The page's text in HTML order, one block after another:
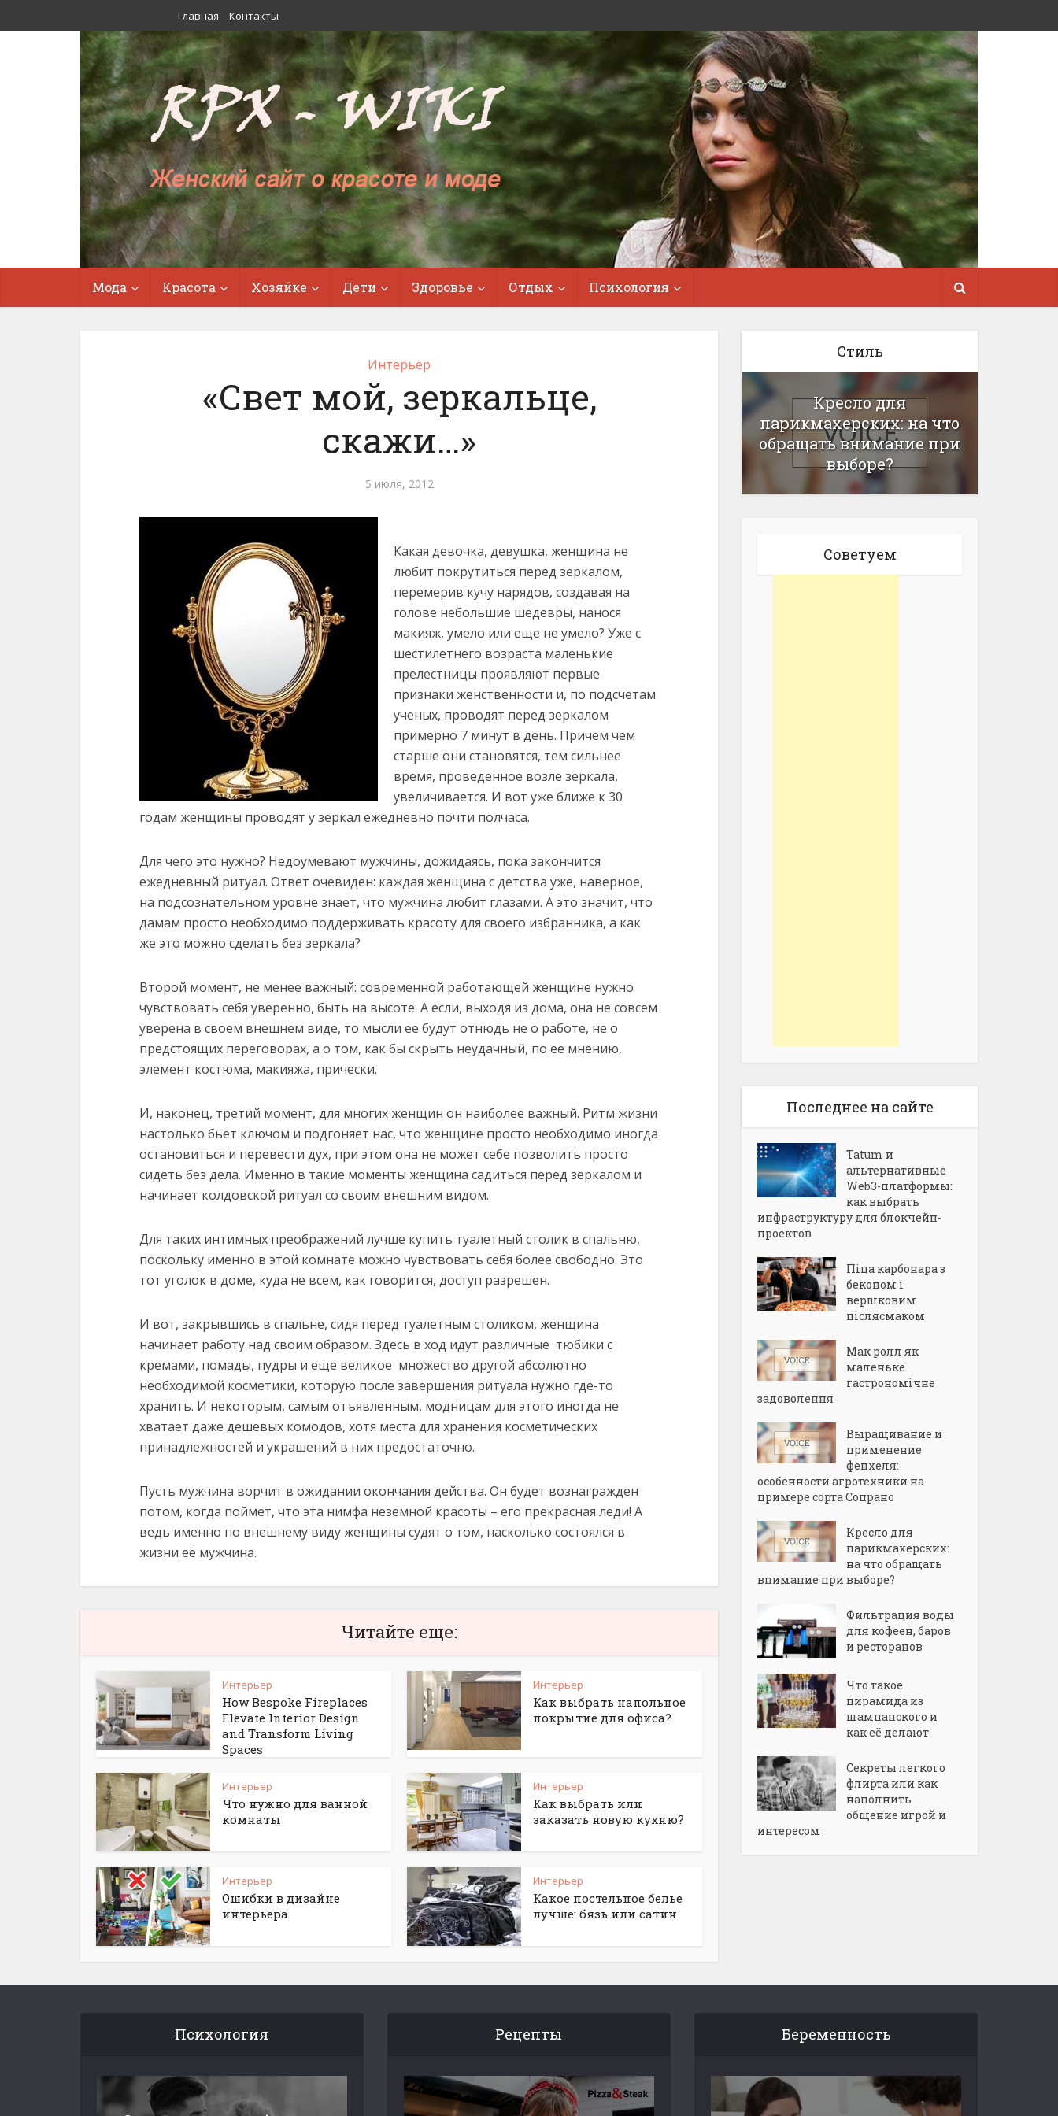
Главная Контакты
Мода Красота Хозяйке Дети Здоровье Отдых Психология
Интерьер
«Свет мой, зеркальце,
скажи…»
5 июля, 2012
Какая девочка, девушка, женщина не
любит покрутиться перед зеркалом,
перемерив кучу нарядов, создавая на
голове небольшие шедевры, нанося
макияж, умело или еще не умело? Уже с
шестилетнего возраста маленькие
прелестницы проявляют первые
признаки женственности и, по подсчетам
ученых, проводят перед зеркалом
примерно 7 минут в день. Причем чем
старше они становятся, тем сильнее
время, проведенное возле зеркала,
увеличивается. И вот уже ближе к 30
годам женщины проводят у зеркал ежедневно почти полчаса.
Для чего это нужно? Недоумевают мужчины, дожидаясь, пока закончится
ежедневный ритуал. Ответ очевиден: каждая женщина с детства уже, наверное,
на подсознательном уровне знает, что мужчина любит глазами. А это значит, что
дамам просто необходимо поддерживать красоту для своего избранника, а как
же это можно сделать без зеркала?
Второй момент, не менее важный: современной работающей женщине нужно
чувствовать себя уверенно, быть на высоте. А если, выходя из дома, она не совсем
уверена в своем внешнем виде, то мысли ее будут отнюдь не о работе, не о
предстоящих переговорах, а о том, как бы скрыть неудачный, по ее мнению,
элемент костюма, макияжа, прически.
И, наконец, третий момент, для многих женщин он наиболее важный. Ритм жизни
настолько бьет ключом и подгоняет нас, что женщине просто необходимо иногда
остановиться и перевести дух, при этом она не может себе позволить просто
сидеть без дела. Именно в такие моменты женщина садиться перед зеркалом и
начинает колдовской ритуал со своим внешним видом.
Для таких интимных преображений лучше купить туалетный столик в спальню,
поскольку именно в этой комнате можно чувствовать себя более свободно. Это
тот уголок в доме, куда не всем, как говорится, доступ разрешен.
И вот, закрывшись в спальне, сидя перед туалетным столиком, женщина
начинает работу над своим образом. Здесь в ход идут различные тюбики с
кремами, помады, пудры и еще великое множество другой абсолютно
необходимой косметики, которую после завершения ритуала нужно где-то
хранить. И некоторым, самым отъявленным, модницам для этого иногда не
хватает даже дешевых комодов, хотя места для хранения косметических
принадлежностей и украшений в них предостаточно.
Пусть мужчина ворчит в ожидании окончания действа. Он будет вознагражден
потом, когда поймет, что эта нимфа неземной красоты – его прекрасная леди! А
ведь именно по внешнему виду женщины судят о том, насколько состоялся в
жизни её мужчина.
Читайте еще:
Интерьер
How Bespoke Fireplaces
Elevate Interior Design
and Transform Living
Spaces
Интерьер
Как выбрать напольное
покрытие для офиса?
Интерьер
Что нужно для ванной
комнаты
Интерьер
Как выбрать или
заказать новую кухню?
Интерьер
Ошибки в дизайне
интерьера
Интерьер
Какое постельное белье
лучше: бязь или сатин
Стиль
Кресло для
парикмахерских: на что
обращать внимание при
выборе?
Советуем
Последнее на сайте
Tatum и
альтернативные
Web3-платформы:
как выбрать
инфраструктуру для блокчейн-
проектов
Піца карбонара з
беконом і
вершковим
післясмаком
Мак ролл як
маленьке
гастрономічне
задоволення
Выращивание и
применение
фенхеля:
особенности агротехники на
примере сорта Сопрано
Кресло для
парикмахерских:
на что обращать
внимание при выборе?
Фильтрация воды
для кофеен, баров
и ресторанов
Что такое
пирамида из
шампанского и
как её делают
Секреты легкого
флирта или как
наполнить
общение игрой и
интересом
Психология Рецепты Беременность